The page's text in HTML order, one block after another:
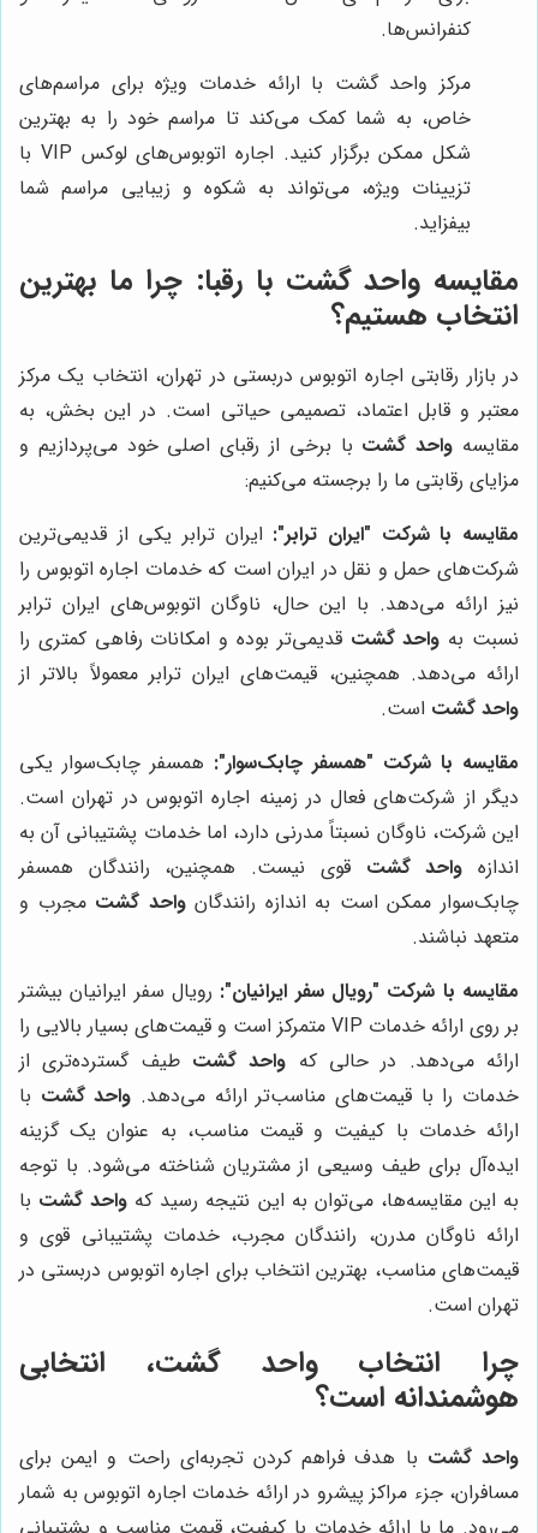
کنفرانس‌ها.
مرکز واحد گشت با ارائه خدمات ویژه برای مراسم‌های
خاص، به شما کمک می‌کند تا مراسم خود را به بهترین
شکل ممکن برگزار کنید. اجاره اتوبوس‌های لوکس VIP با
تزیینات ویژه، می‌تواند به شکوه و زیبایی مراسم شما
بیفزاید.
مقایسه واحد گشت با رقبا: چرا ما بهترین
انتخاب هستیم؟
در بازار رقابتی اجاره اتوبوس دربستی در تهران، انتخاب یک مرکز
معتبر و قابل اعتماد، تصمیمی حیاتی است. در این بخش، به
مقایسه واحد گشت با برخی از رقبای اصلی خود می‌پردازیم و
مزایای رقابتی ما را برجسته می‌کنیم:
مقایسه با شرکت "ایران ترابر": ایران ترابر یکی از قدیمی‌ترین
شرکت‌های حمل و نقل در ایران است که خدمات اجاره اتوبوس را
نیز ارائه می‌دهد. با این حال، ناوگان اتوبوس‌های ایران ترابر
نسبت به واحد گشت قدیمی‌تر بوده و امکانات رفاهی کمتری را
ارائه می‌دهد. همچنین، قیمت‌های ایران ترابر معمولاً بالاتر از
واحد گشت است.
مقایسه با شرکت "همسفر چابک‌سوار": همسفر چابک‌سوار یکی
دیگر از شرکت‌های فعال در زمینه اجاره اتوبوس در تهران است.
این شرکت، ناوگان نسبتاً مدرنی دارد، اما خدمات پشتیبانی آن به
اندازه واحد گشت قوی نیست. همچنین، رانندگان همسفر
چابک‌سوار ممکن است به اندازه رانندگانواحد گشت مجرب و
متعهد نباشند.
مقایسه با شرکت "رویال سفر ایرانیان": رویال سفر ایرانیان بیشتر
بر روی ارائه خدمات VIP متمرکز است و قیمت‌های بسیار بالایی را
ارائه می‌دهد. در حالی که واحد گشت طیف گسترده‌تری از
خدمات را با قیمت‌های مناسب‌تر ارائه می‌دهد. واحد گشت با
ارائه خدمات با کیفیت و قیمت مناسب، به عنوان یک گزینه
ایده‌آل برای طیف وسیعی از مشتریان شناخته می‌شود. با توجه
به این مقایسه‌ها، می‌توان به این نتیجه رسید که واحد گشت با
ارائه ناوگان مدرن، رانندگان مجرب، خدمات پشتیبانی قوی و
قیمت‌های مناسب، بهترین انتخاب برای اجاره اتوبوس دربستی در
تهران است.
چرا انتخابواحد گشت، انتخابی
هوشمندانه است؟
واحد گشت با هدف فراهم کردن تجربه‌ای راحت و ایمن برای
مسافران، جزء مراکز پیشرو در ارائه خدمات اجاره اتوبوس به شمار